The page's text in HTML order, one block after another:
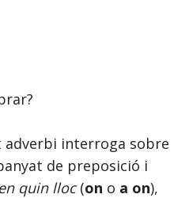
adverbi interroga sobre
de preposició i
en quin lloc(on o a on),